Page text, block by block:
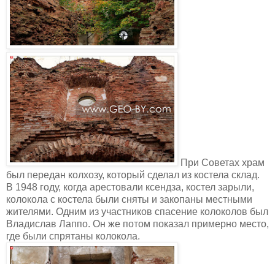
При Советах храм
был передан колхозу, который сделал из костела склад.
В 1948 году, когда арестовали ксендза, костел зарыли,
колокола с костела были сняты и закопаны местными
жителями. Одним из участников спасение колоколов был
Владислав Лаппо. Он же потом показал примерно место,
где были спрятаны колокола.